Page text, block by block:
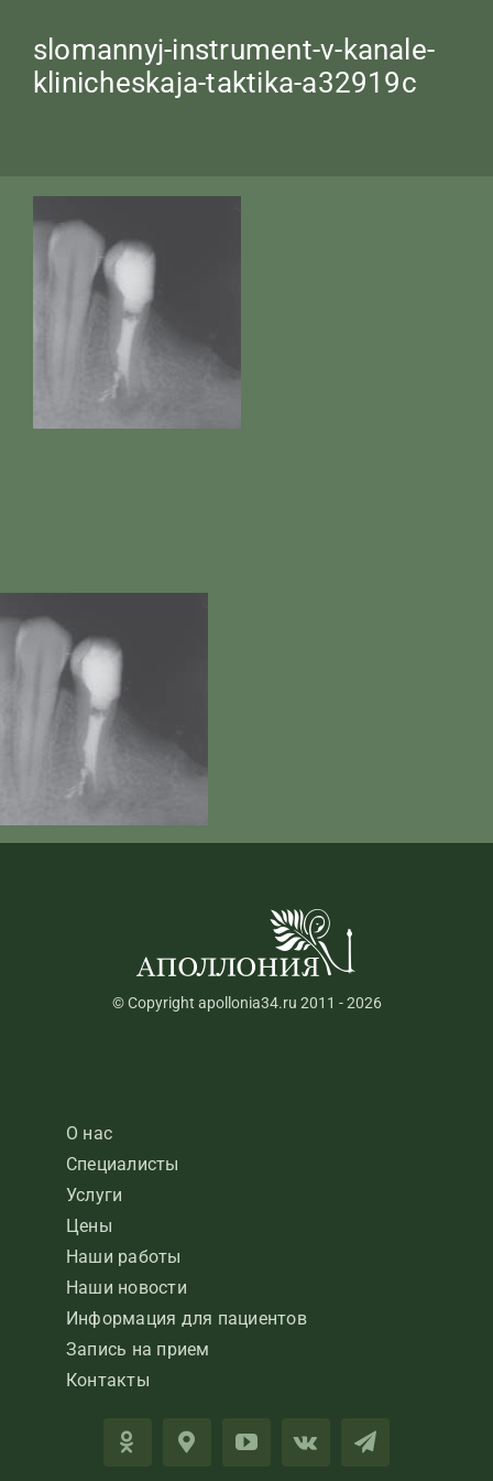
slomannyj-instrument-v-kanale-
klinicheskaja-taktika-a32919c
© Copyright apollonia34.ru 2011 - 2026
О нас
Специалисты
Услуги
Цены
Наши работы
Наши новости
Информация для пациентов
Запись на прием
Контакты